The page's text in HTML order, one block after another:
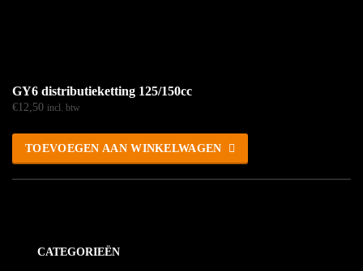
GY6 distributieketting 125/150cc
€12,50 incl. btw
TOEVOEGEN AAN WINKELWAGEN
CATEGORIEËN